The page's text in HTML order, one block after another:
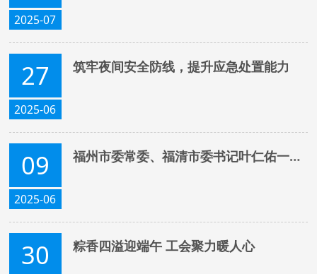
2025-07
27
2025-06
筑牢夜间安全防线，提升应急处置能力
09
2025-06
福州市委常委、福清市委书记叶仁佑一行莅临福抗药业考察指导
30 粽香四溢迎端午 工会聚力暖人心